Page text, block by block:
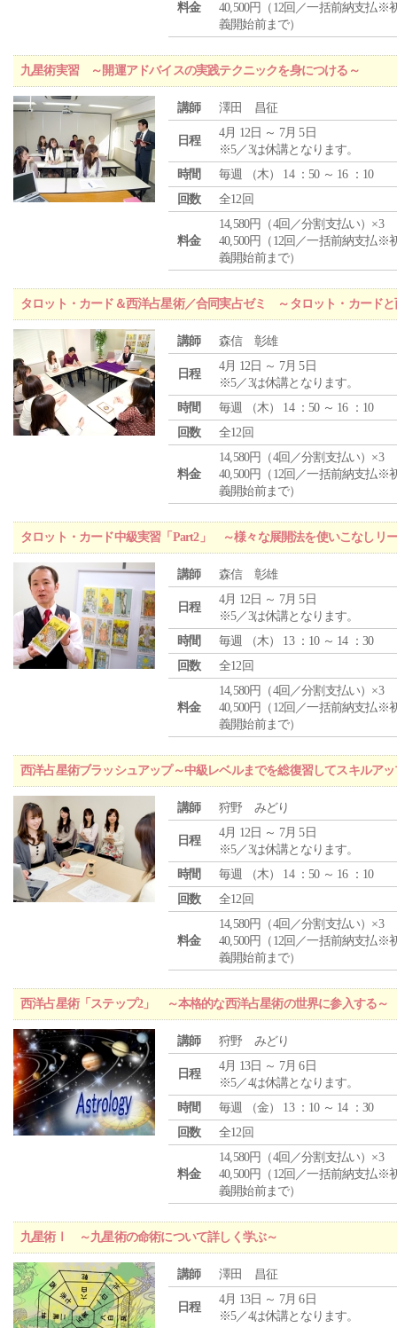
料金
40,500円（12回／一括前納支払※
義開始前まで）
九星術実習 ～開運アドバイスの実践テクニックを身につける～
講師 澤田 昌征
日程
4月 12日 ～ 7月 5日
※5／3は休講となります。
時間
毎週 （木） 14 ：50 ～ 16 ：10
回数
全12回
料金
14,580円（4回／分割支払い）×3
40,500円（12回／一括前納支払※
義開始前まで）
タロット・カード＆西洋占星術／合同実占ゼミ ～タロット・カード
講師 森信 彰雄
日程
4月 12日 ～ 7月 5日
※5／3は休講となります。
時間
毎週 （木） 14 ：50 ～ 16 ：10
回数
全12回
料金
14,580円（4回／分割支払い）×3
40,500円（12回／一括前納支払※
義開始前まで）
タロット・カード中級実習「Part2」 ～様々な展開法を使いこなしリ
講師 森信 彰雄
日程
4月 12日 ～ 7月 5日
※5／3は休講となります。
時間
毎週 （木） 13 ：10 ～ 14 ：30
回数
全12回
料金
14,580円（4回／分割支払い）×3
40,500円（12回／一括前納支払※
義開始前まで）
西洋占星術ブラッシュアップ～中級レベルまでを総復習してスキルア
講師 狩野 みどり
日程
4月 12日 ～ 7月 5日
※5／3は休講となります。
時間
毎週 （木） 14 ：50 ～ 16 ：10
回数
全12回
料金
14,580円（4回／分割支払い）×3
40,500円（12回／一括前納支払※
義開始前まで）
西洋占星術「ステップ2」 ～本格的な西洋占星術の世界に参入する～
講師 狩野 みどり
日程
4月 13日 ～ 7月 6日
※5／4は休講となります。
時間
毎週 （金） 13 ：10 ～ 14 ：30
回数
全12回
料金
14,580円（4回／分割支払い）×3
40,500円（12回／一括前納支払※
義開始前まで）
九星術Ⅰ ～九星術の命術について詳しく学ぶ～
講師 澤田 昌征
日程
4月 13日 ～ 7月 6日
※5／4は休講となります。